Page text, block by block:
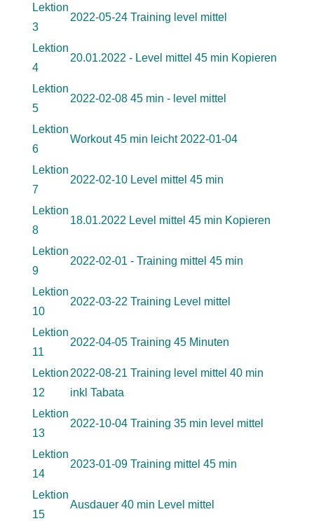
Lektion
3
2022-05-24 Training level mittel
Lektion
4
20.01.2022 - Level mittel 45 min Kopieren
Lektion
5
2022-02-08 45 min - level mittel
Lektion
6
Workout 45 min leicht 2022-01-04
Lektion
7
2022-02-10 Level mittel 45 min
Lektion
8
18.01.2022 Level mittel 45 min Kopieren
Lektion
9
2022-02-01 - Training mittel 45 min
Lektion
10
2022-03-22 Training Level mittel
Lektion
11
2022-04-05 Training 45 Minuten
Lektion
12
2022-08-21 Training level mittel 40 min
inkl Tabata
Lektion
13
2022-10-04 Training 35 min level mittel
Lektion
14
2023-01-09 Training mittel 45 min
Lektion
15
Ausdauer 40 min Level mittel